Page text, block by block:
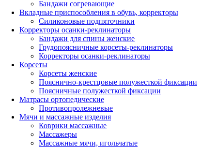
Бандажи согревающие
Вкладные приспособления в обувь, корректоры
Силиконовые подпяточники
Корректоры осанки-реклинаторы
Бандажи для спины женские
Грудопоясничные корсеты-реклинаторы
Корректоры осанки-реклинаторы
Корсеты
Корсеты женские
Пояснично-крестцовые полужесткой фиксации
Поясничные полужесткой фиксации
Матрасы ортопедические
Противопролежневые
Мячи и массажные изделия
Коврики массажные
Массажеры
Массажные мячи, игольчатые